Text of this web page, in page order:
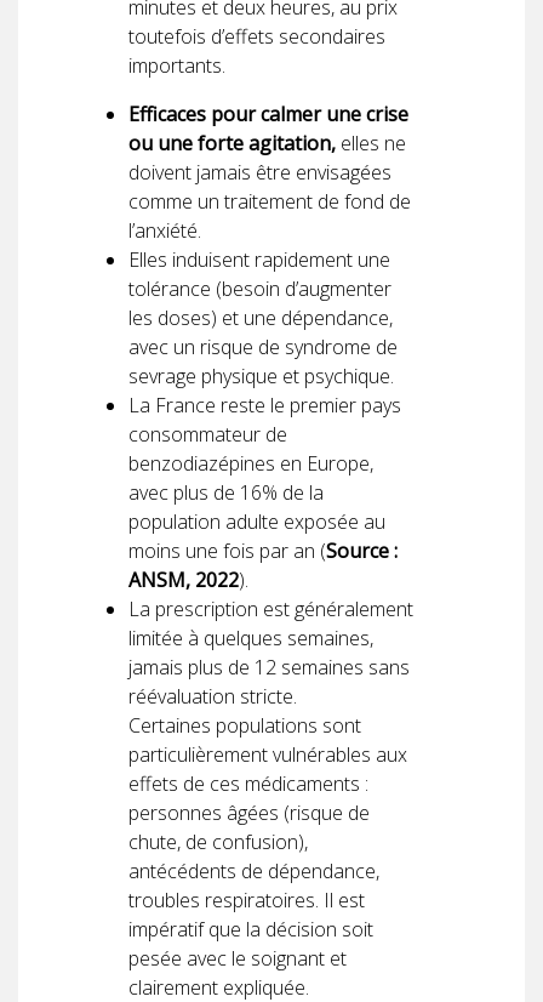
minutes et deux heures, au prix
toutefois d’effets secondaires
importants.
Efficaces pour calmer une crise
ou une forte agitation, elles ne
doivent jamais être envisagées
comme un traitement de fond de
l’anxiété.
Elles induisent rapidement une
tolérance (besoin d’augmenter
les doses) et une dépendance,
avec un risque de syndrome de
sevrage physique et psychique.
La France reste le premier pays
consommateur de
benzodiazépines en Europe,
avec plus de 16% de la
population adulte exposée au
moins une fois par an (Source :
ANSM, 2022).
La prescription est généralement
limitée à quelques semaines,
jamais plus de 12 semaines sans
réévaluation stricte.
Certaines populations sont
particulièrement vulnérables aux
effets de ces médicaments :
personnes âgées (risque de
chute, de confusion),
antécédents de dépendance,
troubles respiratoires. Il est
impératif que la décision soit
pesée avec le soignant et
clairement expliquée.